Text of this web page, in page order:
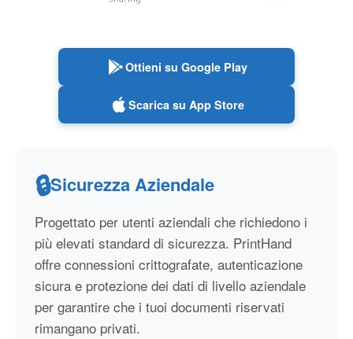
Ottieni su Google Play
Scarica su App Store
🔒Sicurezza Aziendale
Progettato per utenti aziendali che richiedono i
più elevati standard di sicurezza. PrintHand
offre connessioni crittografate, autenticazione
sicura e protezione dei dati di livello aziendale
per garantire che i tuoi documenti riservati
rimangano privati.